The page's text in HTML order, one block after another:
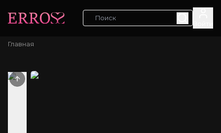
Главная
Previous slide